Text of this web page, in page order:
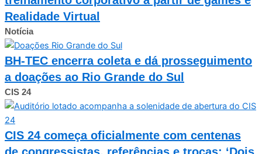
Realidade Virtual
Notícia
BH-TEC encerra coleta e dá prosseguimento
a doações ao Rio Grande do Sul
CIS 24
CIS 24 começa oficialmente com centenas